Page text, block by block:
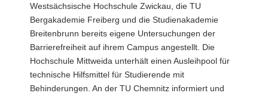
Westsächsische Hochschule Zwickau, die TU
Bergakademie Freiberg und die Studienakademie
Breitenbrunn bereits eigene Untersuchungen der
Barrierefreiheit auf ihrem Campus angestellt. Die
Hochschule Mittweida unterhält einen Ausleihpool für
technische Hilfsmittel für Studierende mit
Behinderungen. An der TU Chemnitz informiert und